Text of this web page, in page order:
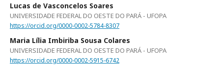
Lucas de Vasconcelos Soares
UNIVERSIDADE FEDERAL DO OESTE DO PARÁ - UFOPA
https://orcid.org/0000-0002-5784-8307
Maria Lília Imbiriba Sousa Colares
UNIVERSIDADE FEDERAL DO OESTE DO PARÁ - UFOPA
https://orcid.org/0000-0002-5915-6742